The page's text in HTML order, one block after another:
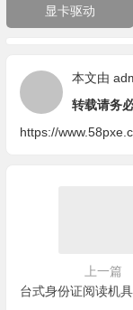
显卡驱动
本文由
转载请务
https://
上一篇